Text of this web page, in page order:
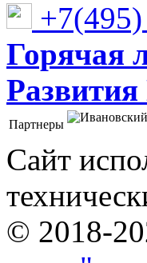
Горячая
Партнеры
Сайт
© 2018-